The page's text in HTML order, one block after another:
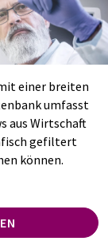
einer breiten
umfasst
aus Wirtschaft
gefiltert
können.